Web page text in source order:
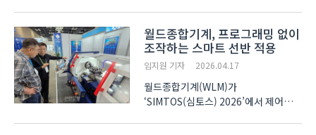
벤더가 이를 정교하게 굽혀 완성된
부품을 뱉어낸다. 과거에는 절단, 선삭,
벤딩 공정마다 각각..
월드종합기계, 프로그래밍 없이
조작하는 스마트 선반 적용
임지원 기자 2026.04.17
월드종합기계(WLM)가
‘SIMTOS(심토스) 2026’에서 제어